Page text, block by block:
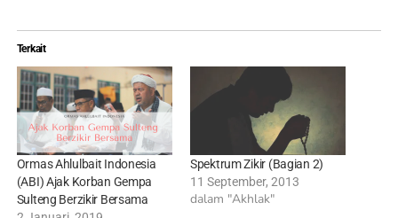
Terkait
Ormas Ahlulbait Indonesia
(ABI) Ajak Korban Gempa
Sulteng Berzikir Bersama
Spektrum Zikir (Bagian 2)
11 September, 2013
dalam "Akhlak"